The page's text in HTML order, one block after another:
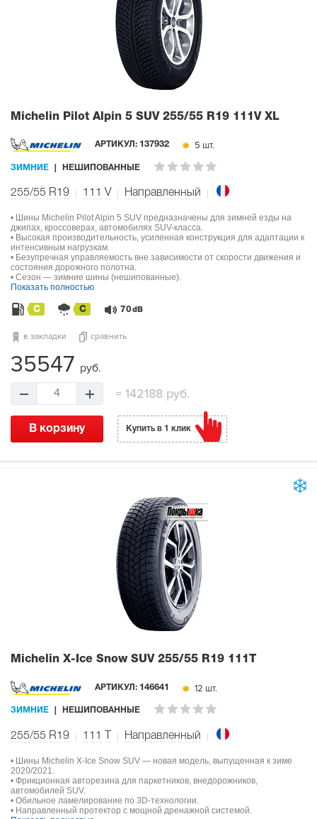
Michelin Pilot Alpin 5 SUV 255/55 R19 111V XL
АРТИКУЛ: 137932 5 шт.
ЗИМНИЕ НЕШИПОВАННЫЕ
255/55 R19 111 V Направленный
• Шины Michelin Pilot Alpin 5 SUV предназначены для зимней езды на
джипах, кроссоверах, автомобилях SUV-класса.
• Высокая производительность, усиленная конструкция для адаптации к
интенсивным нагрузкам.
• Безупречная управляемость вне зависимости от скорости движения и
состояния дорожного полотна.
• Сезон — зимние шины (нешипованные).
Показать полностью
C C 70 dB
в закладки сравнить
35547 руб.
4 = 142188 руб.
В корзину Купить в 1 клик
Michelin X-Ice Snow SUV 255/55 R19 111T
АРТИКУЛ: 146641 12 шт.
ЗИМНИЕ НЕШИПОВАННЫЕ
255/55 R19 111 Направленный
• Шины Michelin X-Ice Snow SUV — новая модель, выпущенная к зиме
2020/2021.
• Фрикционная авторезина для паркетников, внедорожников,
автомобилей SUV.
• Обильное ламелирование по 3D-технологии.
• Направленный протектор с мощной дренажной системой.